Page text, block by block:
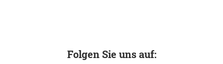
Folgen Sie uns auf: